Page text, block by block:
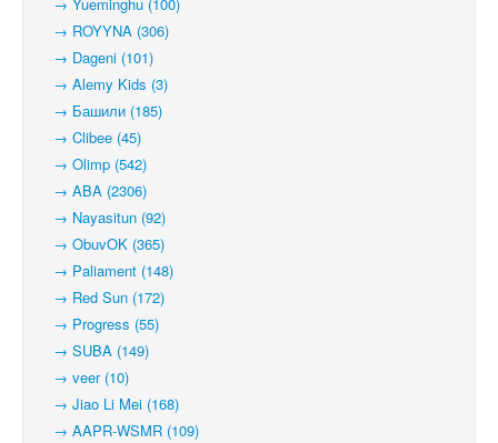
→ ROYYNA (306)
→ Dageni (101)
→ Alemy Kids (3)
→ Башили (185)
→ Clibee (45)
→ Olimp (542)
→ ABA (2306)
→ Nayasitun (92)
→ ObuvOK (365)
→ Paliament (148)
→ Red Sun (172)
→ Progress (55)
→ SUBA (149)
→ veer (10)
→ Jiao Li Mei (168)
→ AAPR-WSMR (109)